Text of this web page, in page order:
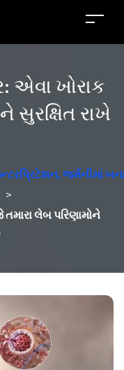
એવા ખોરાક
સુરક્ષિત રાખે
જર્મનીમાં
>
લેબ પરિણામોને